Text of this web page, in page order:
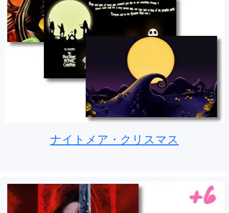
ナイトメア・クリスマス